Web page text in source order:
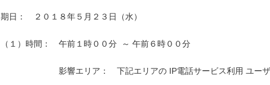
期日：　２０１８年５月２３日（水）
（１）時間：　午前１時００分  ～ 午前６時００分
影響エリア：　下記エリアの IP電話サービス利用 ユー